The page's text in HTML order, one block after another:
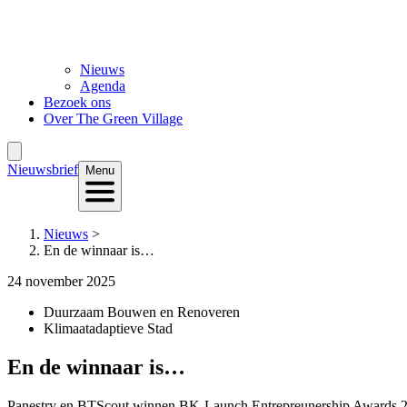
Nieuws
Agenda
Bezoek ons
Over The Green Village
Nieuwsbrief Menu
Nieuws >
En de winnaar is…
24 november 2025
Duurzaam Bouwen en Renoveren
Klimaatadaptieve Stad
En de winnaar is…